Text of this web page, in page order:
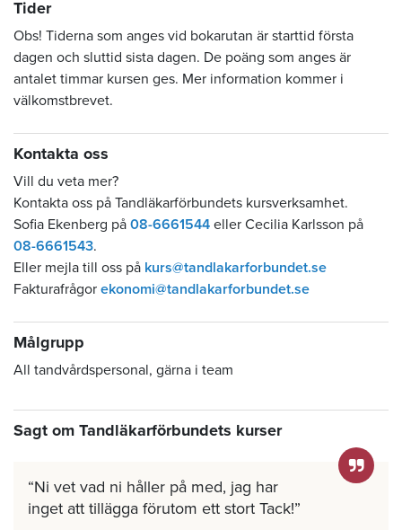
Tider
Obs! Tiderna som anges vid bokarutan är starttid första
dagen och sluttid sista dagen. De poäng som anges är
antalet timmar kursen ges. Mer information kommer i
välkomstbrevet.
Kontakta oss
Vill du veta mer?
Kontakta oss på Tandläkarförbundets kursverksamhet.
Sofia Ekenberg på 08-6661544 eller Cecilia Karlsson på
08-6661543.
Eller mejla till oss på kurs@tandlakarforbundet.se
Fakturafrågor ekonomi@tandlakarforbundet.se
Målgrupp
All tandvårdspersonal, gärna i team
Sagt om Tandläkarförbundets kurser
Ni vet vad ni håller på med, jag har
inget att tillägga förutom ett stort Tack!